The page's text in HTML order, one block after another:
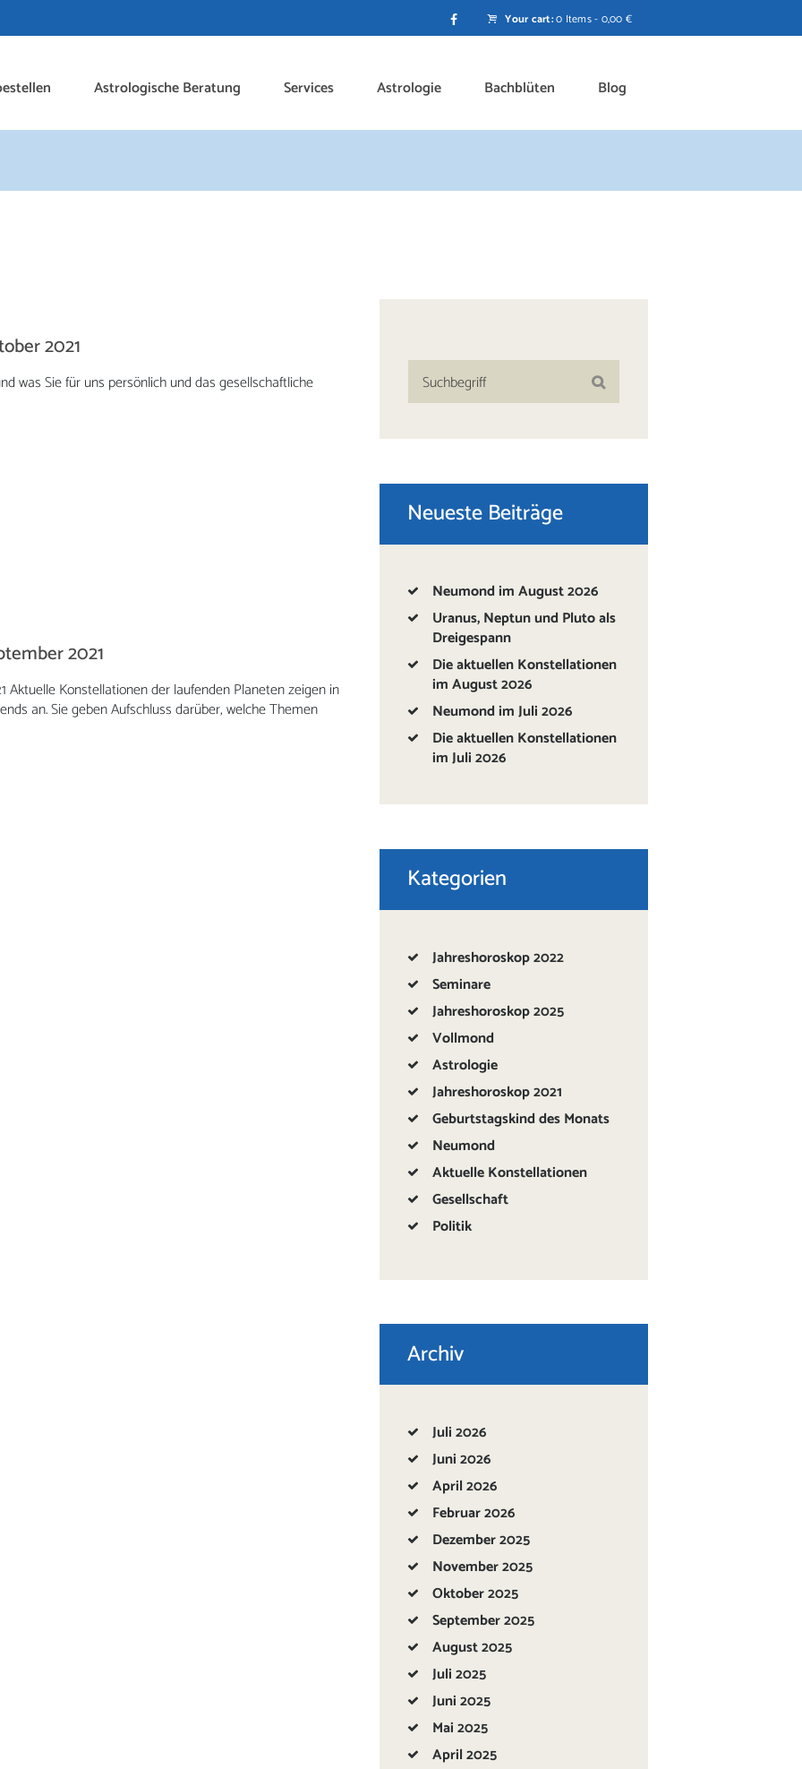
Your cart:0 Items- 0,00 €
Astrologische Beratung Services Astrologie Bachblüten Blog
2021
was Sie für uns persönlich und das gesellschaftliche
2021
Konstellationen der laufenden Planeten zeigen in
an. Sie geben Aufschluss darüber, welche Themen
Neueste Beiträge
Neumond im August 2026
Uranus, Neptun und Pluto als
Dreigespann
Die aktuellen Konstellationen
im August 2026
Neumond im Juli 2026
Die aktuellen Konstellationen
im Juli 2026
Kategorien
Jahreshoroskop 2022
Seminare
Jahreshoroskop 2025
Vollmond
Astrologie
Jahreshoroskop 2021
Geburtstagskind des Monats
Neumond
Aktuelle Konstellationen
Gesellschaft
Politik
Archiv
Juli2026
Juni2026
April2026
Februar2026
Dezember2025
November2025
Oktober2025
September2025
August2025
Juli2025
Juni2025
Mai2025
April2025